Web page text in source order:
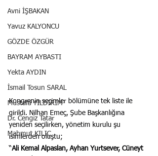
Avni İŞBAKAN
Yavuz KALYONCU
GÖZDE ÖZGÜR
BAYRAM AYBASTI
Yekta AYDIN
İsmail Tosun SARAL
Mustafa YILDIRIM
Dr. Cengiz Tatar
Mahmut KILIÇ
Kongrenin seçimler bölümüne tek liste ile
girildi. Nilhan Emeç, Şube Başkanlığına
yeniden seçilirken, yönetim kurulu şu
isimlerden oluştu;
“Ali Kemal Alpaslan, Ayhan Yurtsever, Cüneyt